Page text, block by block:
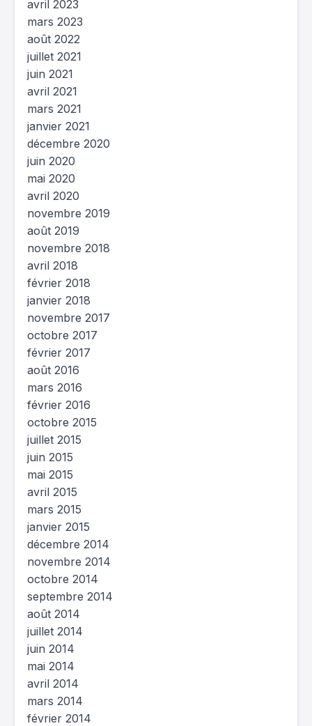
avril 2023
mars 2023
août 2022
juillet 2021
juin 2021
avril 2021
mars 2021
janvier 2021
décembre 2020
juin 2020
mai 2020
avril 2020
novembre 2019
août 2019
novembre 2018
avril 2018
février 2018
janvier 2018
novembre 2017
octobre 2017
février 2017
août 2016
mars 2016
février 2016
octobre 2015
juillet 2015
juin 2015
mai 2015
avril 2015
mars 2015
janvier 2015
décembre 2014
novembre 2014
octobre 2014
septembre 2014
août 2014
juillet 2014
juin 2014
mai 2014
avril 2014
mars 2014
février 2014